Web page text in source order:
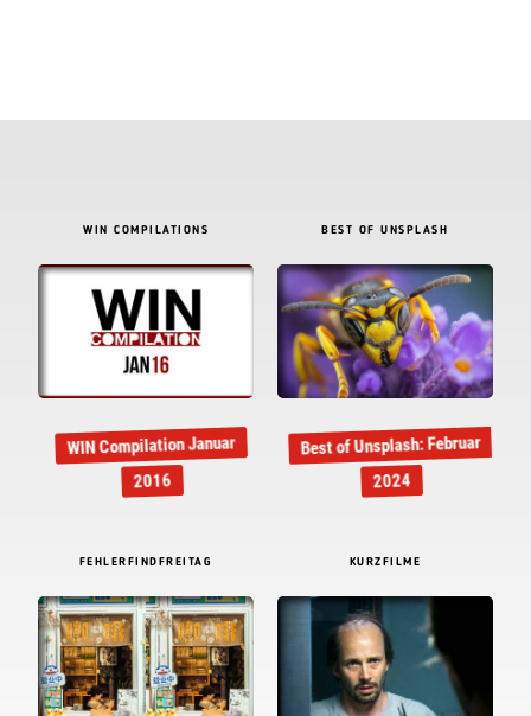
WIN COMPILATIONS
WIN Compilation Januar
2016
BEST OF UNSPLASH
Best of Unsplash: Februar
2024
FEHLERFINDFREITAG KURZFILME